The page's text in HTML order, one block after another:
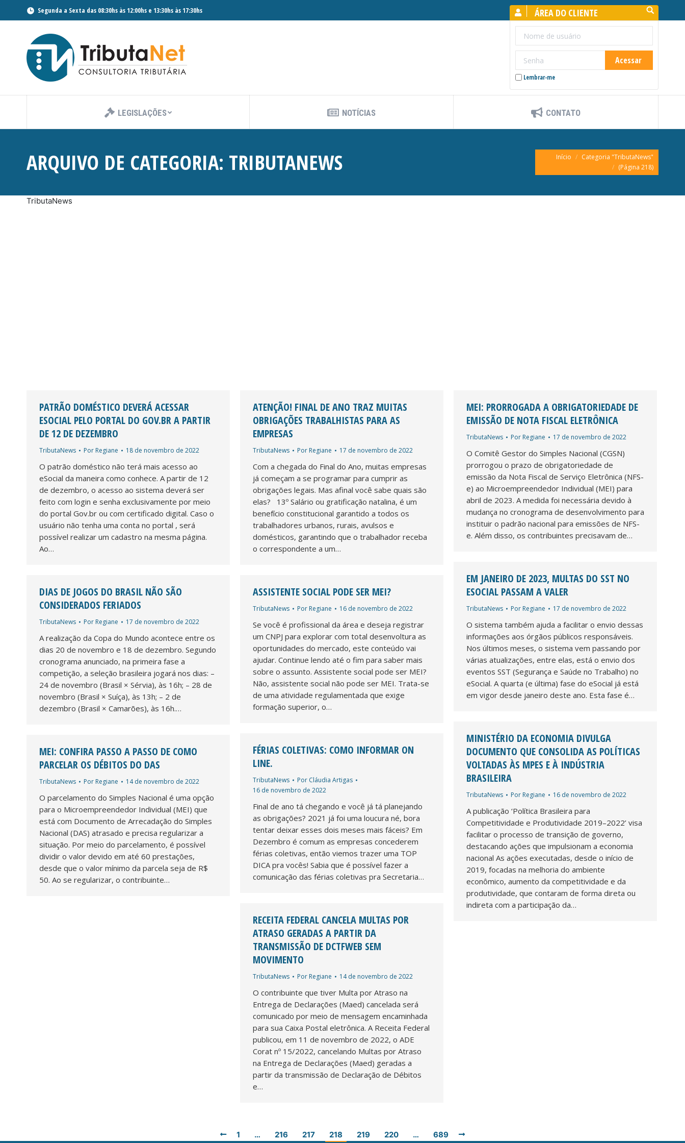
Segunda a Sexta das 08:30hs às 12:00hs e 13:30hs às 17:30hs Search:
ÁREA DO CLIENTE
Lembrar-me
LEGISLAÇÕES NOTÍCIAS CONTATO
ARQUIVO DE CATEGORIA: TRIBUTANEWS Você está aqui:
Início
Categoria "TributaNews"
(Página 218)
TributaNews
PATRÃO DOMÉSTICO DEVERÁ ACESSAR
ESOCIAL PELO PORTAL DO GOV.BR A PARTIR
DE 12 DE DEZEMBRO
TributaNews Por Regiane 18 de novembro de 2022
O patrão doméstico não terá mais acesso ao
eSocial da maneira como conhece. A partir de 12
de dezembro, o acesso ao sistema deverá ser
feito com login e senha exclusivamente por meio
do portal Gov.br ou com certificado digital. Caso o
usuário não tenha uma conta no portal , será
possível realizar um cadastro na mesma página.
Ao…
ATENÇÃO! FINAL DE ANO TRAZ MUITAS
OBRIGAÇÕES TRABALHISTAS PARA AS
EMPRESAS
TributaNews Por Regiane 17 de novembro de 2022
Com a chegada do Final do Ano, muitas empresas
já começam a se programar para cumprir as
obrigações legais. Mas afinal você sabe quais são
elas? 13º Salário ou gratificação natalina, é um
benefício constitucional garantido a todos os
trabalhadores urbanos, rurais, avulsos e
domésticos, garantindo que o trabalhador receba
o correspondente a um…
MEI: PRORROGADA A OBRIGATORIEDADE DE
EMISSÃO DE NOTA FISCAL ELETRÔNICA
TributaNews Por Regiane 17 de novembro de 2022
O Comitê Gestor do Simples Nacional (CGSN)
prorrogou o prazo de obrigatoriedade de
emissão da Nota Fiscal de Serviço Eletrônica (NFS-
e) ao Microempreendedor Individual (MEI) para
abril de 2023. A medida foi necessária devido à
mudança no cronograma de desenvolvimento para
instituir o padrão nacional para emissões de NFS-
e. Além disso, os contribuintes precisavam de…
EM JANEIRO DE 2023, MULTAS DO SST NO
ESOCIAL PASSAM A VALER
TributaNews Por Regiane 17 de novembro de 2022
O sistema também ajuda a facilitar o envio dessas
informações aos órgãos públicos responsáveis.
Nos últimos meses, o sistema vem passando por
várias atualizações, entre elas, está o envio dos
eventos SST (Segurança e Saúde no Trabalho) no
eSocial. A quarta (e última) fase do eSocial já está
em vigor desde janeiro deste ano. Esta fase é…
DIAS DE JOGOS DO BRASIL NÃO SÃO
CONSIDERADOS FERIADOS
TributaNews Por Regiane 17 de novembro de 2022
A realização da Copa do Mundo acontece entre os
dias 20 de novembro e 18 de dezembro. Segundo
cronograma anunciado, na primeira fase a
competição, a seleção brasileira jogará nos dias: –
24 de novembro (Brasil × Sérvia), às 16h; – 28 de
novembro (Brasil × Suíça), às 13h; – 2 de
dezembro (Brasil × Camarões), às 16h.…
ASSISTENTE SOCIAL PODE SER MEI?
TributaNews Por Regiane 16 de novembro de 2022
Se você é profissional da área e deseja registrar
um CNPJ para explorar com total desenvoltura as
oportunidades do mercado, este conteúdo vai
ajudar. Continue lendo até o fim para saber mais
sobre o assunto. Assistente social pode ser MEI?
Não, assistente social não pode ser MEI. Trata-se
de uma atividade regulamentada que exige
formação superior, o…
MINISTÉRIO DA ECONOMIA DIVULGA
DOCUMENTO QUE CONSOLIDA AS POLÍTICAS
VOLTADAS ÀS MPES E À INDÚSTRIA
BRASILEIRA
TributaNews Por Regiane 16 de novembro de 2022
A publicação ‘Política Brasileira para
Competitividade e Produtividade 2019–2022’ visa
facilitar o processo de transição de governo,
destacando ações que impulsionam a economia
nacional As ações executadas, desde o início de
2019, focadas na melhoria do ambiente
econômico, aumento da competitividade e da
produtividade, que contaram de forma direta ou
indireta com a participação da…
FÉRIAS COLETIVAS: COMO INFORMAR ON
LINE.
TributaNews Por Cláudia Artigas
16 de novembro de 2022
Final de ano tá chegando e você já tá planejando
as obrigações? 2021 já foi uma loucura né, bora
tentar deixar esses dois meses mais fáceis? Em
Dezembro é comum as empresas concederem
férias coletivas, então viemos trazer uma TOP
DICA pra vocês! Sabia que é possível fazer a
comunicação das férias coletivas pra Secretaria…
MEI: CONFIRA PASSO A PASSO DE COMO
PARCELAR OS DÉBITOS DO DAS
TributaNews Por Regiane 14 de novembro de 2022
O parcelamento do Simples Nacional é uma opção
para o Microempreendedor Individual (MEI) que
está com Documento de Arrecadação do Simples
Nacional (DAS) atrasado e precisa regularizar a
situação. Por meio do parcelamento, é possível
dividir o valor devido em até 60 prestações,
desde que o valor mínimo da parcela seja de R$
50. Ao se regularizar, o contribuinte…
RECEITA FEDERAL CANCELA MULTAS POR
ATRASO GERADAS A PARTIR DA
TRANSMISSÃO DE DCTFWEB SEM
MOVIMENTO
TributaNews Por Regiane 14 de novembro de 2022
O contribuinte que tiver Multa por Atraso na
Entrega de Declarações (Maed) cancelada será
comunicado por meio de mensagem encaminhada
para sua Caixa Postal eletrônica. A Receita Federal
publicou, em 11 de novembro de 2022, o ADE
Corat nº 15/2022, cancelando Multas por Atraso
na Entrega de Declarações (Maed) geradas a
partir da transmissão de Declaração de Débitos
e…
1 … 216 217 218 219 220 … 689